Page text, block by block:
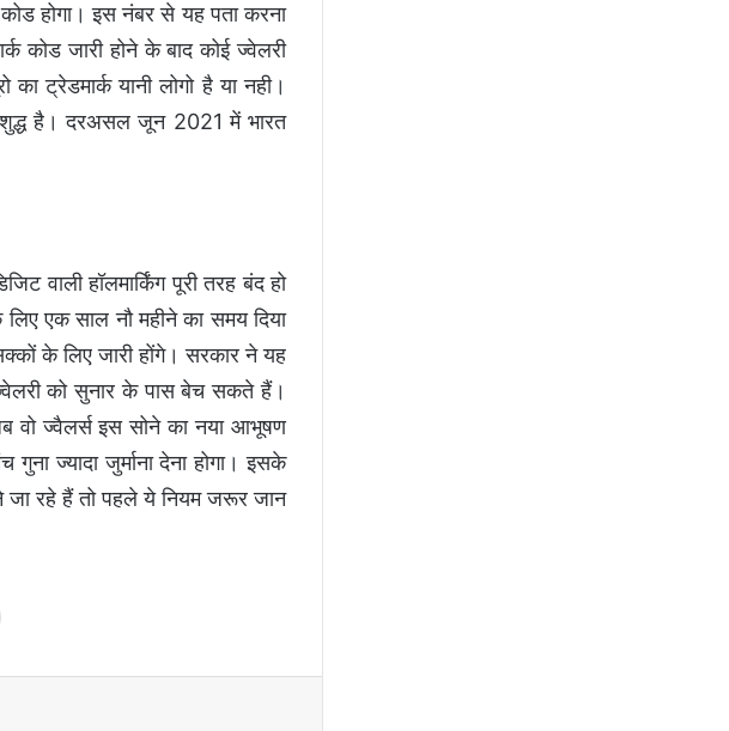
होगा। इस नंबर से यह पता करना
कोड जारी होने के बाद कोई ज्वेलरी
ट्रेडमार्क यानी लोगो है या नही।
है। दरअसल जून 2021 में भारत
वाली हॉलमार्किंग पूरी तरह बंद हो
एक साल नौ महीने का समय दिया
के लिए जारी होंगे। सरकार ने यह
को सुनार के पास बेच सकते हैं।
वो ज्वैलर्स इस सोने का नया आभूषण
ज्यादा जुर्माना देना होगा। इसके
रहे हैं तो पहले ये नियम जरूर जान